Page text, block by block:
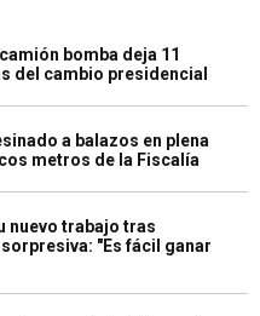
bomba deja 11
del cambio presidencial
a balazos en plena
metros de la Fiscalía
nuevo trabajo tras
"Es fácil ganar